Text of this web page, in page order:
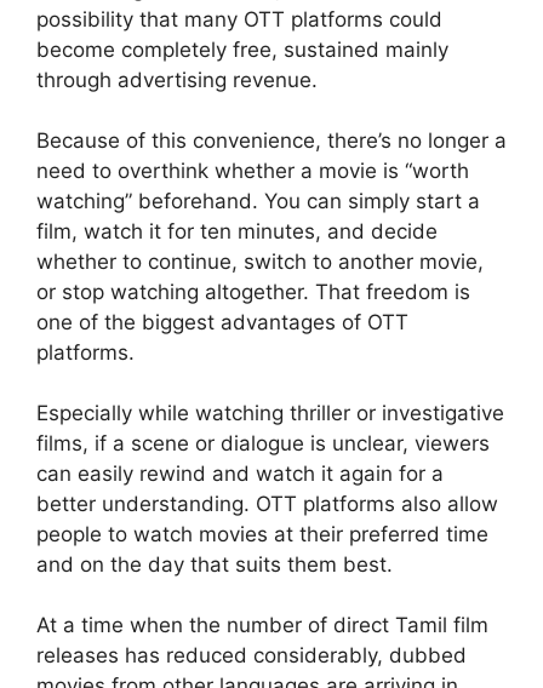
possibility that many OTT platforms could
become completely free, sustained mainly
through advertising revenue.
Because of this convenience, there’s no longer a
need to overthink whether a movie is “worth
watching” beforehand. You can simply start a
film, watch it for ten minutes, and decide
whether to continue, switch to another movie,
or stop watching altogether. That freedom is
one of the biggest advantages of OTT
platforms.
Especially while watching thriller or investigative
films, if a scene or dialogue is unclear, viewers
can easily rewind and watch it again for a
better understanding. OTT platforms also allow
people to watch movies at their preferred time
and on the day that suits them best.
At a time when the number of direct Tamil film
releases has reduced considerably, dubbed